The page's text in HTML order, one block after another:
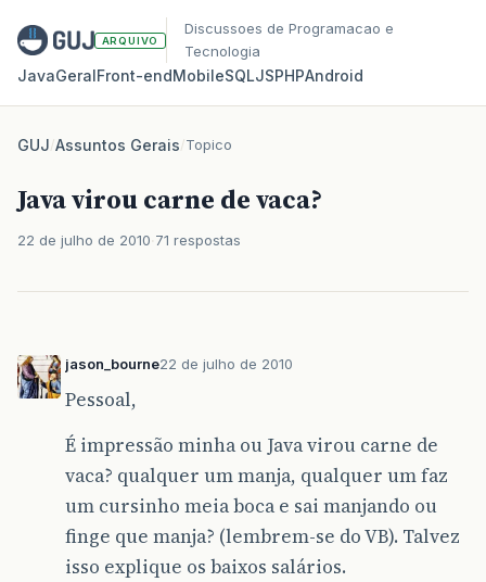
ARQUIVO
Discussoes de Programacao e
Tecnologia
JavaGeralFront‑endMobileSQLJSPHPAndroid
GUJ/Assuntos Gerais/Topico
Java virou carne de vaca?
22 de julho de 2010 71 respostas
jason_bourne22 de julho de 2010
Pessoal,
É impressão minha ou Java virou carne de
vaca? qualquer um manja, qualquer um faz
um cursinho meia boca e sai manjando ou
finge que manja? (lembrem-se do VB). Talvez
isso explique os baixos salários.